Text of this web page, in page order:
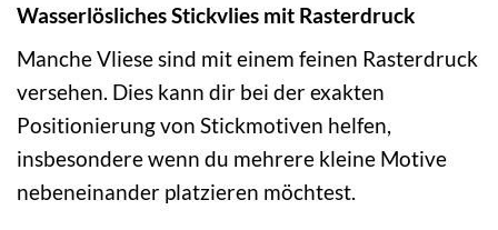
Wasserlösliches Stickvlies mit Rasterdruck
Manche Vliese sind mit einem feinen Rasterdruck
versehen. Dies kann dir bei der exakten
Positionierung von Stickmotiven helfen,
insbesondere wenn du mehrere kleine Motive
nebeneinander platzieren möchtest.